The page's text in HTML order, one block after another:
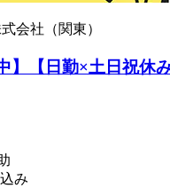
会社（関東）
】【日勤×土日祝
み